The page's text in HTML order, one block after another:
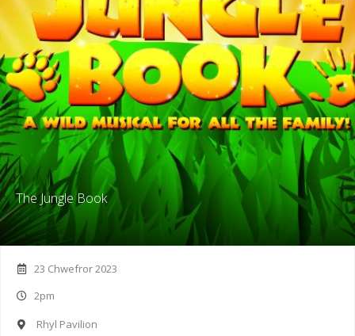
The Jungle Book
23 Chwefror 2023
2pm
Rhyl Pavilion